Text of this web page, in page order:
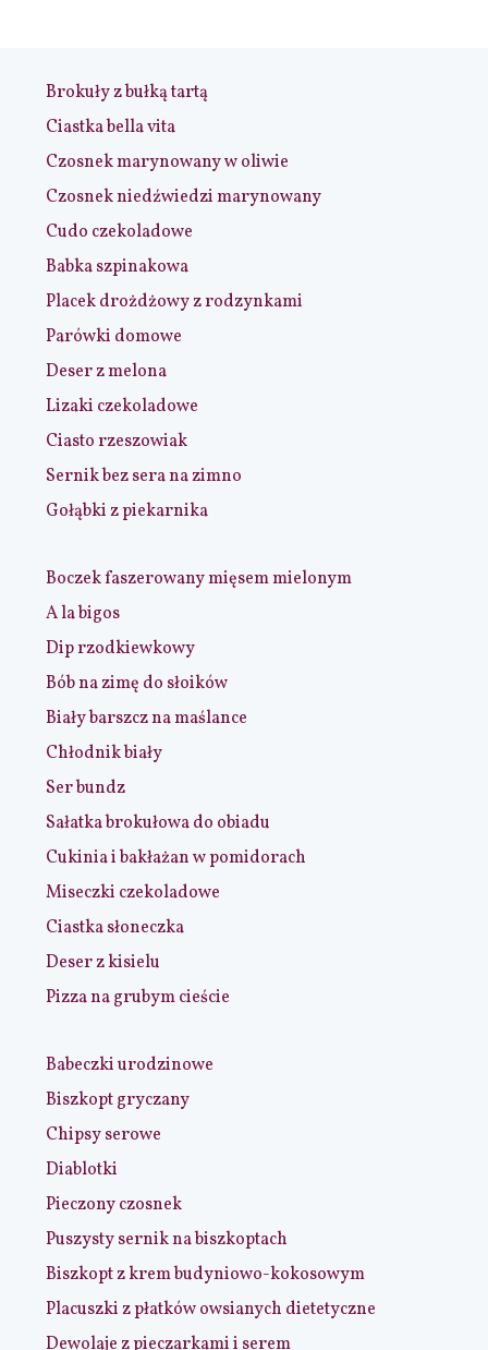
Brokuły z bułką tartą
Ciastka bella vita
Czosnek marynowany w oliwie
Czosnek niedźwiedzi marynowany
Cudo czekoladowe
Babka szpinakowa
Placek drożdżowy z rodzynkami
Parówki domowe
Deser z melona
Lizaki czekoladowe
Ciasto rzeszowiak
Sernik bez sera na zimno
Gołąbki z piekarnika
Boczek faszerowany mięsem mielonym
A la bigos
Dip rzodkiewkowy
Bób na zimę do słoików
Biały barszcz na maślance
Chłodnik biały
Ser bundz
Sałatka brokułowa do obiadu
Cukinia i bakłażan w pomidorach
Miseczki czekoladowe
Ciastka słoneczka
Deser z kisielu
Pizza na grubym cieście
Babeczki urodzinowe
Biszkopt gryczany
Chipsy serowe
Diablotki
Pieczony czosnek
Puszysty sernik na biszkoptach
Biszkopt z krem budyniowo-kokosowym
Placuszki z płatków owsianych dietetyczne
Dewolaje z pieczarkami i serem